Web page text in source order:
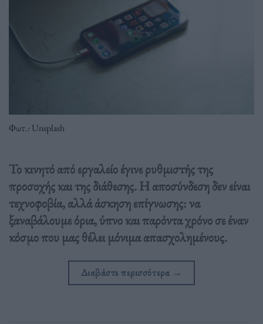
Φωτ.: Unsplash
Το κινητό από εργαλείο έγινε ρυθμιστής της
προσοχής και της διάθεσης. Η αποσύνδεση δεν είναι
τεχνοφοβία, αλλά άσκηση επίγνωσης: να
ξαναβάλουμε όρια, ύπνο και παρόντα χρόνο σε έναν
κόσμο που μας θέλει μόνιμα απασχολημένους.
Διαβάστε περισσότερα →